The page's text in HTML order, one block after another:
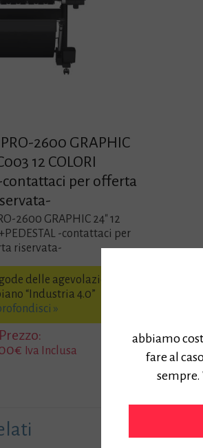
2600 GRAPHIC
12 COLORI
-contattaci per offerta
2600 GRAPHIC 24″ 12
-contattaci per
riservata-
delle agevolazioni
“Industria 4.0”
»
Prezzo:
€ Iva Inclusa
abbiamo
fare al